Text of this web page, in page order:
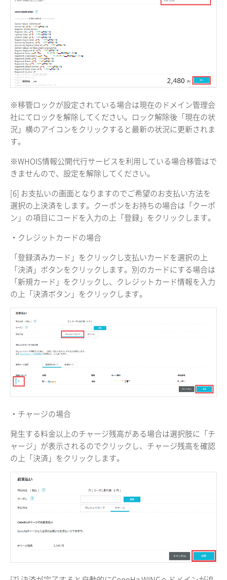
※移管ロックが設定されている場合は現在のドメイン管理会
社にてロックを解除してください。ロック解除後「現在の状
況」横のアイコンをクリックすると最新の状況に更新されま
す。
※WHOIS情報公開代行サービスを利用している場合移管はで
きませんので、設定を解除してください。
[6] お支払いの画面となりますのでご希望のお支払い方法を
選択の上決済をします。クーポンをお持ちの場合は「クーポ
ン」の項目にコードを入力の上「登録」をクリックします。
・クレジットカードの場合
「登録済みカード」をクリックし支払いカードを選択の上
「決済」ボタンをクリックします。別のカードにする場合は
「新規カード」をクリックし、クレジットカード情報を入力
の上「決済ボタン」をクリックします。
・チャージの場合
発生する料金以上のチャージ残高がある場合は選択肢に「チ
ャージ」が表示されるのでクリックし、チャージ残高を確認
の上「決済」をクリックします。